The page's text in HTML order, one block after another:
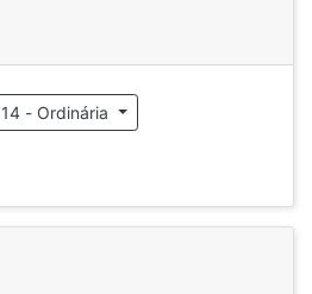
14 - Ordinária